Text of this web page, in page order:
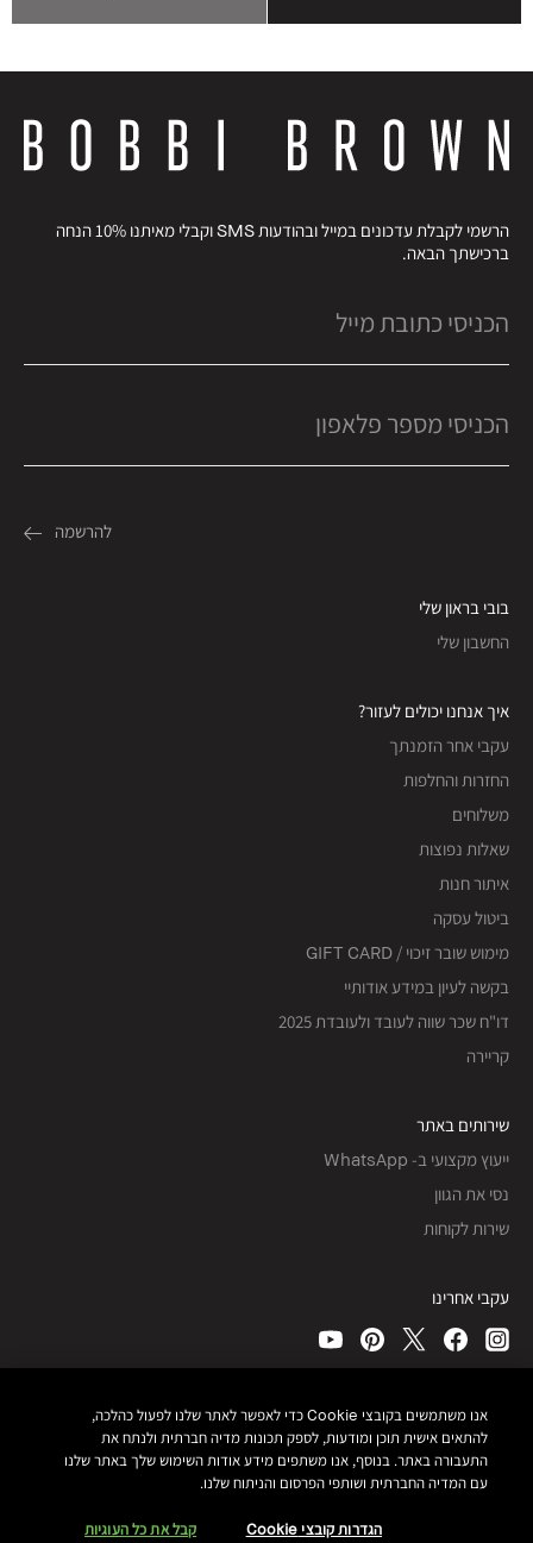
הרשמי לקבלת עדכונים במייל ובהודעות SMS וקבלי מאיתנו 10% הנחה
ברכישתך הבאה.
בובי בראון שלי
החשבון שלי
איך אנחנו יכולים לעזור?
עקבי אחר הזמנתך
החזרות והחלפות
משלוחים
שאלות נפוצות
איתור חנות
ביטול עסקה
מימוש שובר זיכוי / GIFT CARD
בקשה לעיון במידע אודותיי
דו"ח שכר שווה לעובד ולעובדת 2025
קריירה
שירותים באתר
ייעוץ מקצועי ב- WhatsApp
נסי את הגוון
שירות לקוחות
עקבי אחרינו
כל הזכויות שמורות, © Bobbi Brown Professional Cosmetics, Inc.
תנאי שימוש ותקנון האתר
מדיניות פרטיות
נגישות
אנו משתמשים בקובצי Cookie כדי לאפשר לאתר שלנו לפעול כהלכה,
להתאים אישית תוכן ומודעות, לספק תכונות מדיה חברתית ולנתח את
התעבורה באתר. בנוסף, אנו משתפים מידע אודות השימוש שלך באתר שלנו
עם המדיה החברתית ושותפי הפרסום והניתוח שלנו.
הגדרות קובצי Cookie קבל את כל העוגיות